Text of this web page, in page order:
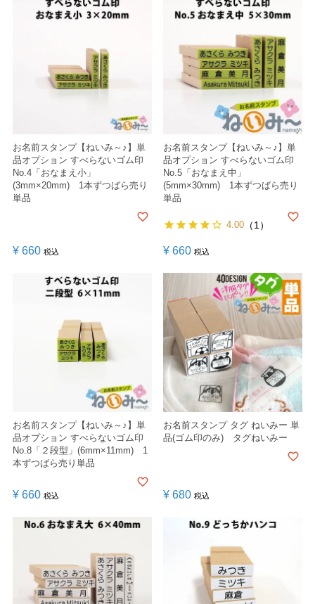
お名前スタンプ【ねいみ～♪】単
品オプション すべらないゴム印
No.4「おなまえ小」
(3mm×20mm) 1本ずつばら売り
単品
¥ 660 税込
お名前スタンプ【ねいみ～♪】単
品オプション すべらないゴム印
No.5「おなまえ中」
(5mm×30mm) 1本ずつばら売り
単品
¥ 660 税込
4.00 （1）
お名前スタンプ【ねいみ～♪】単
品オプション すべらないゴム印
No.8「２段型」(6mm×11mm) 1
本ずつばら売り単品
¥ 660 税込
お名前スタンプ タグ ねいみー 単
品(ゴム印のみ) タグねいみー
¥ 680 税込